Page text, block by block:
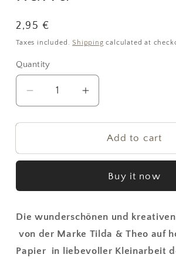
Regular
price
2,95 €
Taxes included.Shipping calculated at
Quantity
Quantity
Decrease
quantity
for
„hip
Increase
quantity
for
Postkarte
„hip
hurra“
Add to cart
Buy it now
Die wunderschönen und
von der Marke Tilda & Theo auf
Papier in liebevoller Kleinarbeit